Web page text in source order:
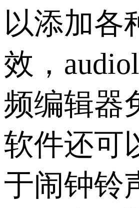
以添加各
效，
频编辑器
软件还可
于闹钟铃